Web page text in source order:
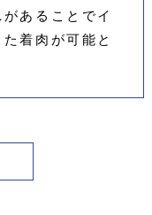
あることでイ
着肉が可能と